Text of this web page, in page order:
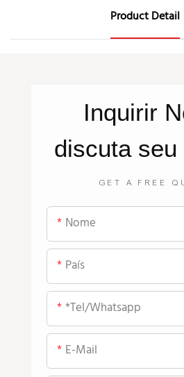
Product Detail
Inquirir
discuta seu
GET A FREE
Nome
País
*tel/whatsapp
E-Mail